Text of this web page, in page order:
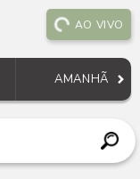
AO VIVO
AMANHÃ